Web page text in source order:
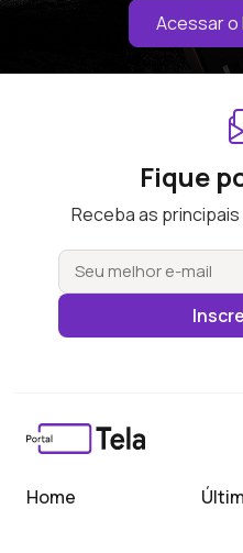
Acessar o
Fique
Receba as
Home